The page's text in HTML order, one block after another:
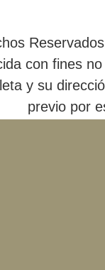
con fines
y su
previo por